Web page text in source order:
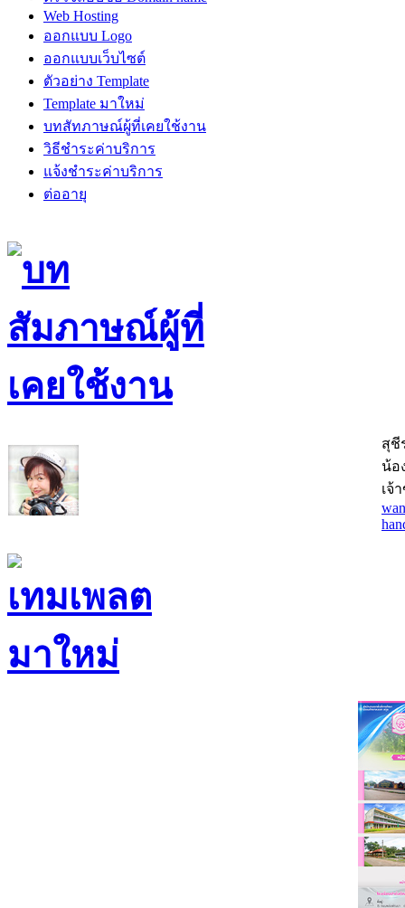
ตรวจสอบชื่อ Domain name
Web Hosting
ออกแบบ Logo
ออกแบบเว็บไซต์
ตัวอย่าง Template
Template มาใหม่
บทสัทภาษณ์ผู้ที่เคยใช้งาน
วิธีชำระค่าบริการ
แจ้งชำระค่าบริการ
ต่ออายุ
สุ
น้